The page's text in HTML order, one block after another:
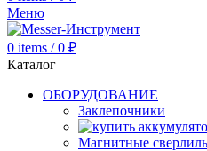
Меню
0 items / 0 ₽
Каталог
ОБОРУДОВАНИЕ
Заклепочники
Магнитные